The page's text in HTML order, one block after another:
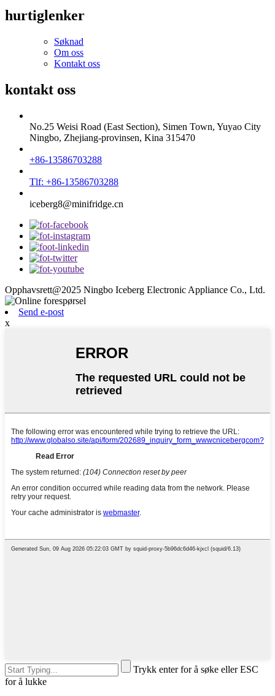
hurtiglenker
Søknad
Om oss
Kontakt oss
kontakt oss
No.25 Weisi Road (East Section), Simen Town, Yuyao City
Ningbo, Zhejiang-provinsen, Kina 315470
+86-13586703288
Tlf: +86-13586703288
iceberg8@minifridge.cn
Opphavsrett@2025 Ningbo Iceberg Electronic Appliance Co., Ltd.
Send e-post
x
Trykk enter for å søke eller ESC
for å lukke